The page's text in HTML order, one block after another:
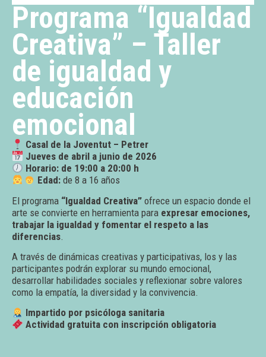
Programa “Igualdad
Creativa” – Taller
de igualdad y
educación
emocional
Casal de la Joventut – Petrer
Jueves de abril a junio de 2026
Horario: de 19:00 a 20:00 h
Edad:de 8 a 16 años
El programa “Igualdad Creativa” ofrece un espacio donde el
arte se convierte en herramienta para expresar emociones,
trabajar la igualdad y fomentar el respeto a las
diferencias
A través de dinámicas creativas y participativas, los y las
participantes podrán explorar su mundo emocional,
desarrollar habilidades sociales y reflexionar sobre valores
como la empatía, la diversidad y la convivencia.
Impartido por psicóloga sanitaria
Actividad gratuita con inscripción obligatoria